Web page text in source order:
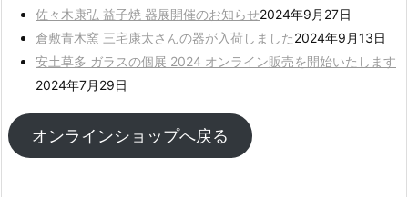
佐々木康弘 益子焼 器展開催のお知らせ2024年9月27日
倉敷青木窯 三宅康太さんの器が入荷しました2024年9月13日
安土草多 ガラスの個展 2024 オンライン販売を開始いたします
2024年7月29日
オンラインショップへ戻る